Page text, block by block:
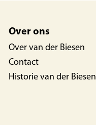
Over ons
Over van der Biesen
Contact
Historie van der Biesen